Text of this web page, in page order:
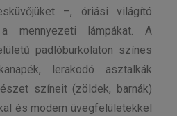
–, óriási világító
mennyezeti lámpákat. A
padlóburkolaton színes
lerakodó asztalkák
színeit (zöldek, barnák)
és modern üvegfelületekkel